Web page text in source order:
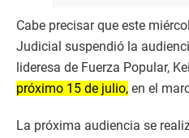
Cabe precisar que este
Judicial suspendió la
lideresa de Fuerza Popular,
próximo 15 de julio, en el
La próxima audiencia se